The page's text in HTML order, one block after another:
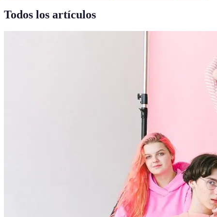
Todos los artículos